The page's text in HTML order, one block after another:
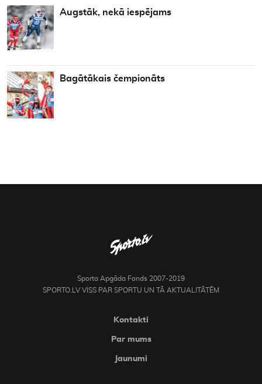
Augstāk, nekā iespējams
Bagātākais čempionāts
Sporta Apgāda Fonds 2007-2019
SPORTO.LV VISS PAR SPORTU UN TĀ AKTUALITĀTĒM
Kontakti
Par mums
Jaunumi